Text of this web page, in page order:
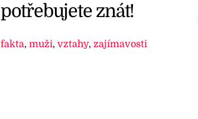
potřebujete znát!
fakta, muži, vztahy, zajímavosti